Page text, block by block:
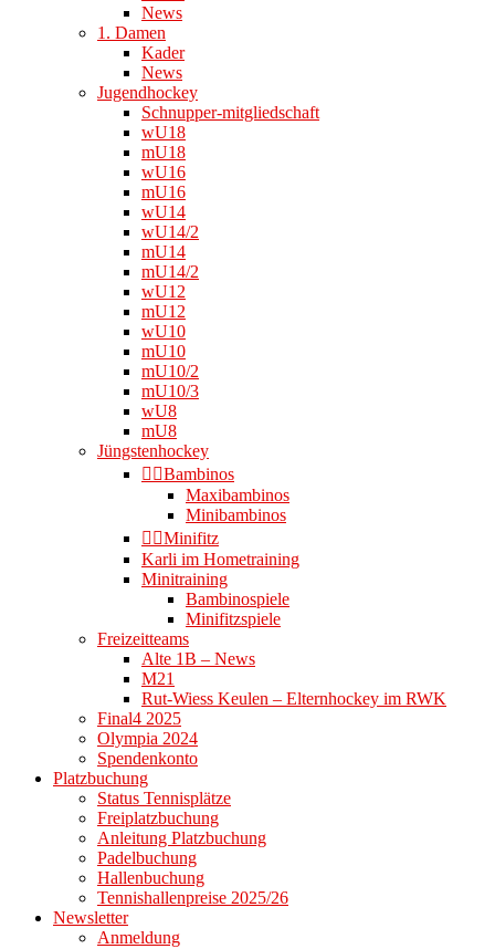
News
1. Damen
Kader
News
Jugendhockey
Schnupper-mitgliedschaft
wU18
mU18
wU16
mU16
wU14
wU14/2
mU14
mU14/2
wU12
mU12
wU10
mU10
mU10/2
mU10/3
wU8
mU8
Jüngstenhockey
👉🏻Bambinos
Maxibambinos
Minibambinos
👉🏻Minifitz
Karli im Hometraining
Minitraining
Bambinospiele
Minifitzspiele
Freizeitteams
Alte 1B – News
M21
Rut-Wiess Keulen – Elternhockey im RWK
Final4 2025
Olympia 2024
Spendenkonto
Platzbuchung
Status Tennisplätze
Freiplatzbuchung
Anleitung Platzbuchung
Padelbuchung
Hallenbuchung
Tennishallenpreise 2025/26
Newsletter
Anmeldung